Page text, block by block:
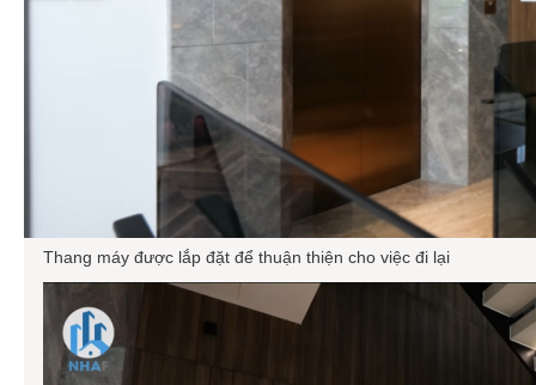
Thang máy được lắp đặt để thuận thiện cho việc đi lại